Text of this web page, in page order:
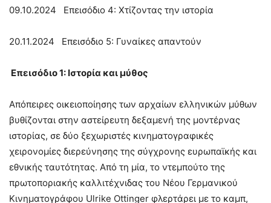
09.10.2024 Επεισόδιο 4: Χτίζοντας την ιστορία
20.11.2024 Επεισόδιο 5: Γυναίκες απαντούν
Επεισόδιο 1: Ιστορία και μύθος
Απόπειρες οικειοποίησης των αρχαίων ελληνικών μύθων
βυθίζονται στην αστείρευτη δεξαμενή της μοντέρνας
ιστορίας, σε δύο ξεχωριστές κινηματογραφικές
χειρονομίες διερεύνησης της σύγχρονης ευρωπαϊκής και
εθνικής ταυτότητας. Από τη μία, το ντεμπούτο της
πρωτοποριακής καλλιτέχνιδας του Νέου Γερμανικού
Κινηματογράφου Ulrike Ottinger φλερτάρει με το καμπ,